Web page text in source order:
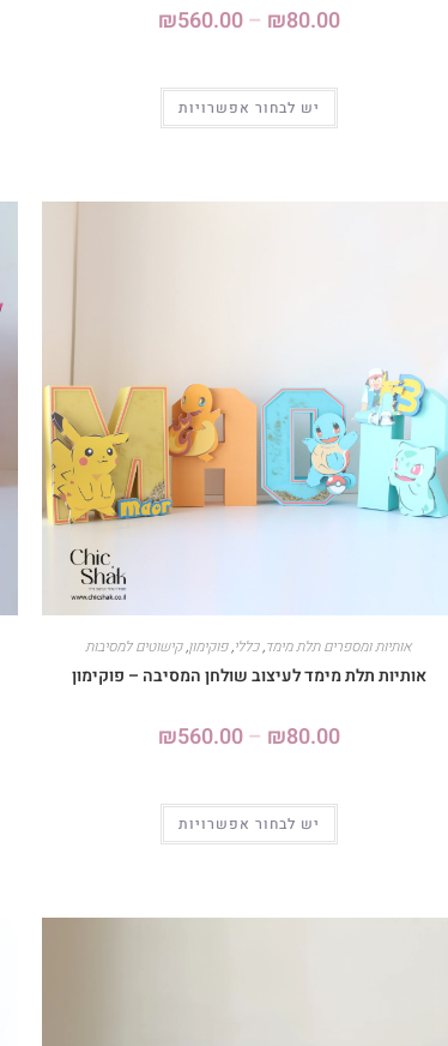
₪80.00
–
₪560.00
יש לבחור אפשרויות
אותיות ומספרים תלת מימד,כללי,פוקימון,קישוטים למסיבות
אותיות תלת מימד לעיצוב שולחן המסיבה – פוקימון
₪80.00
–
₪560.00
יש לבחור אפשרויות